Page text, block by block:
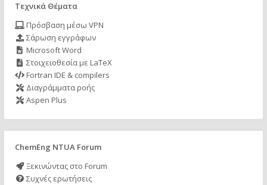
Τεχνικά Θέματα
Πρόσβαση μέσω VPN
Σάρωση εγγράφων
Microsoft Word
Στοιχειοθεσία με LaTeX
Fortran IDE & compilers
Διαγράμματα ροής
Aspen Plus
ChemEng NTUA Forum
Ξεκινώντας στο Forum
Συχνές ερωτήσεις